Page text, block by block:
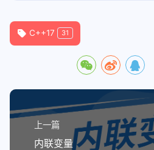
C++17 31
上一篇
内联变量